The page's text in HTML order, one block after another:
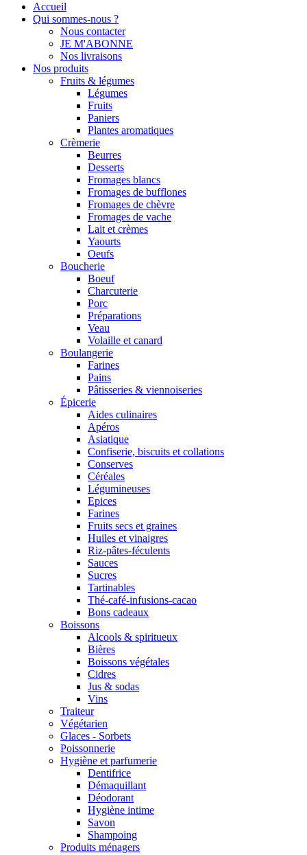
Accueil
Qui sommes-nous ?
Nous contacter
JE M'ABONNE
Nos livraisons
Nos produits
Fruits & légumes
Légumes
Fruits
Paniers
Plantes aromatiques
Crèmerie
Beurres
Desserts
Fromages blancs
Fromages de bufflones
Fromages de chèvre
Fromages de vache
Lait et crèmes
Yaourts
Oeufs
Boucherie
Boeuf
Charcuterie
Porc
Préparations
Veau
Volaille et canard
Boulangerie
Farines
Pains
Pâtisseries & viennoiseries
Épicerie
Aides culinaires
Apéros
Asiatique
Confiserie, biscuits et collations
Conserves
Céréales
Légumineuses
Epices
Farines
Fruits secs et graines
Huiles et vinaigres
Riz-pâtes-féculents
Sauces
Sucres
Tartinables
Thé-café-infusions-cacao
Bons cadeaux
Boissons
Alcools & spiritueux
Bières
Boissons végétales
Cidres
Jus & sodas
Vins
Traiteur
Végétarien
Glaces - Sorbets
Poissonnerie
Hygiène et parfumerie
Dentifrice
Démaquillant
Déodorant
Hygiène intime
Savon
Shampoing
Produits ménagers